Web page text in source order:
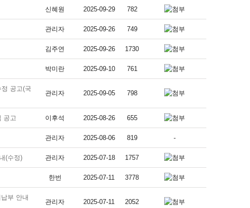
신혜원 2025-09-29 782
관리자 2025-09-26 749
김주연 2025-09-26 1730
박미란 2025-09-10 761
공고(국
관리자 2025-09-05 798
공고 이후석 2025-08-26 655
관리자 2025-08-06 819 -
(수정) 관리자 2025-07-18 1757
한번 2025-07-11 3778
부 안내
관리자 2025-07-11 2052